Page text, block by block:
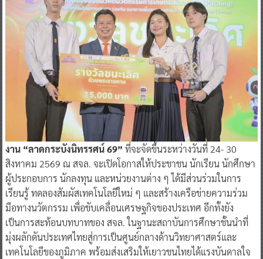
งาน “ลาดกระบังนิทรรศน์ 69” ที่จะจัดขึ้นระหว่างวันที่ 24- 30
สิงหาคม 2569 ณ สจล. จะเปิดโอกาสให้ประชาชน นักเรียน นักศึกษา
ผู้ประกอบการ นักลงทุน และหน่วยงานต่าง ๆ ได้มีส่วนร่วมในการ
เรียนรู้ ทดลองสัมผัสเทคโนโลยีใหม่ ๆ และสร้างเครือข่ายความร่วม
มือทางนวัตกรรม เพื่อขับเคลื่อนเศรษฐกิจของประเทศ อีกทั้งยัง
เป็นการสะท้อนบทบาทของ สจล. ในฐานะสถาบันการศึกษาชั้นนำที่
มุ่งผลักดันประเทศไทยสู่การเป็นศูนย์กลางด้านวิทยาศาสตร์และ
เทคโนโลยีของภูมิภาค พร้อมส่งเสริมให้เยาวชนไทยได้แรงบันดาลใจ